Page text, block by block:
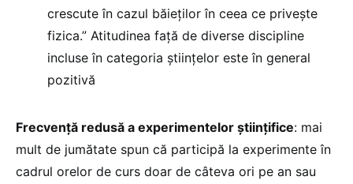
crescute în cazul băieților în ceea ce privește
fizica.” Atitudinea față de diverse discipline
incluse în categoria științelor este în general
pozitivă
Frecvență redusă a experimentelor științifice: mai
mult de jumătate spun că participă la experimente în
cadrul orelor de curs doar de câteva ori pe an sau